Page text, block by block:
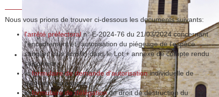
Nous vous prions de trouver ci-dessous les documents suivants:
l'arrêté préfectoraln° E-2024-76 du 21/03/2024 concernant
l'encadrement et l'autorisation du piégeage de l'espèce
sanglier (sus scrofa) dans le Lot + annexe de compte rendu
saisonnier,
leformulaire de demande d'autorisationindividuelle de
piégeage du sanglier,
leformulaire de délégationde droit de destruction du